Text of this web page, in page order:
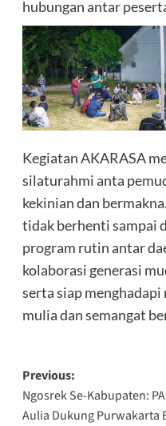
hubungan antar
Kegiatan AKARASA
silaturahmi anta
kekinian dan
tidak berhenti sampai
program rutin antar
kolaborasi generasi
serta siap menghadapi
mulia dan semangat
Post
navigation
Previous:
Ngosrek Se-Kabupaten:
Aulia Dukung Purwakarta